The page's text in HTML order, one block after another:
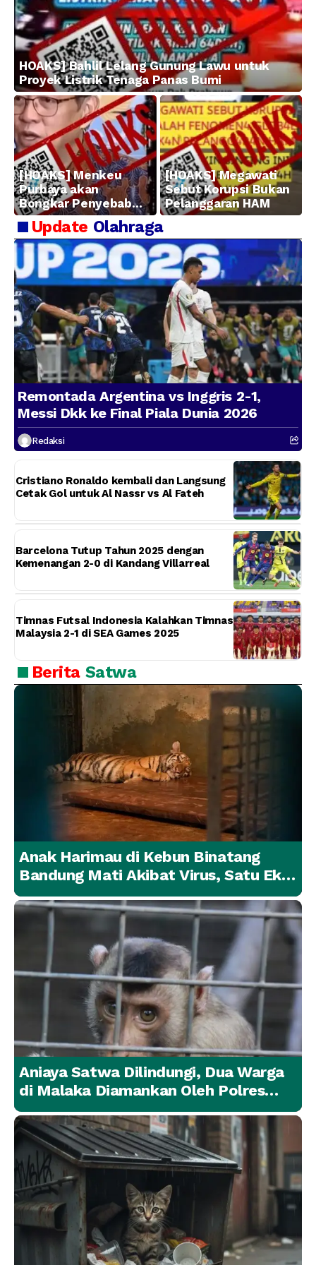
HOAKS] Bahlil Lelang Gunung Lawu untuk
Proyek Listrik Tenaga Panas Bumi
[HOAKS] Menkeu
Purbaya akan
Bongkar Penyebab
Kerugian BUMN
[HOAKS] Megawati
Sebut Korupsi Bukan
Pelanggaran HAM
Update Olahraga
Remontada Argentina vs Inggris 2-1,
Messi Dkk ke Final Piala Dunia 2026
Redaksi
Cristiano Ronaldo kembali dan Langsung
Cetak Gol untuk Al Nassr vs Al Fateh
Barcelona Tutup Tahun 2025 dengan
Kemenangan 2-0 di Kandang Villarreal
Timnas Futsal Indonesia Kalahkan Timnas
Malaysia 2-1 di SEA Games 2025
Berita Satwa
Anak Harimau di Kebun Binatang
Bandung Mati Akibat Virus, Satu Ekor
Lainnya Berangsur Membaik
Aniaya Satwa Dilindungi, Dua Warga
di Malaka Diamankan Oleh Polres
Malaka